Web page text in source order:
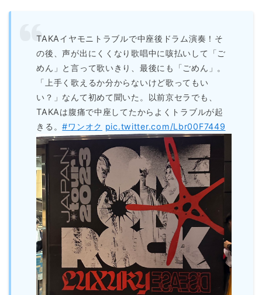
TAKAイヤモニトラブルで中座後ドラム演奏！そ
の後、声が出にくくなり歌唱中に咳払いして「ご
めん」と言って歌いきり、最後にも「ごめん」。
「上手く歌えるか分からないけど歌ってもい
い？」なんて初めて聞いた。以前京セラでも、
TAKAは腹痛で中座してたからよくトラブルが起
きる。#ワンオク pic.twitter.com/Lbr00F7449